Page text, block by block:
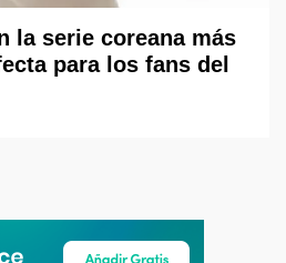
la serie coreana más
para los fans del